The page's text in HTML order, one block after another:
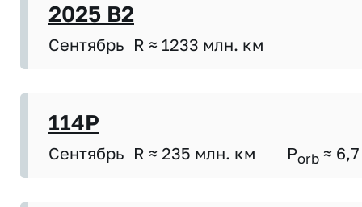
2025 B2
Сентябрь R ≈ 1233 млн. км
114P
Сентябрь R ≈ 235 млн. км Porb ≈ 6,7